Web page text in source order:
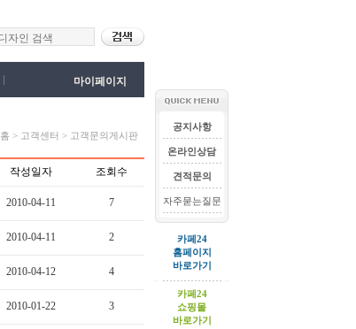
마이페이지
홈 > 고객센터 > 고객문의게시판
작성일자 조회수
2010-04-11 7
2010-04-11 2
2010-04-12 4
2010-01-22 3
공지사항
온라인상담
견적문의
자주묻는질문
카페24
홈페이지
바로가기
카페24
쇼핑몰
바로가기